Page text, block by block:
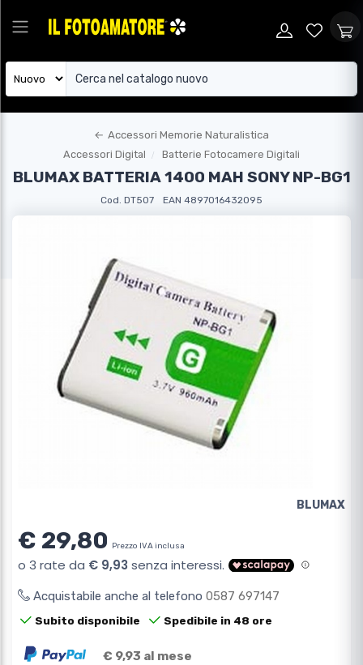
← Accessori Memorie Naturalistica
Accessori Digital
Batterie Fotocamere Digitali
BLUMAX BATTERIA 1400 MAH SONY NP-BG1
Cod. DT507 EAN 4897016432095
BLUMAX
€ 29,80 Prezzo IVA inclusa
Acquistabile anche al telefono 0587 697147
Subito disponibile Spedibile in 48 ore
€ 9,93 al mese